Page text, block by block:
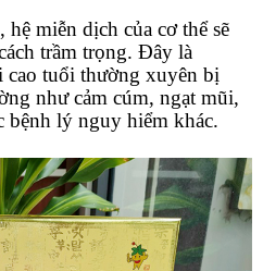
miễn dịch của cơ thể sẽ
trầm trọng. Đây là
cao tuổi thường xuyên bị
như cảm cúm, ngạt mũi,
bệnh lý nguy hiểm khác.